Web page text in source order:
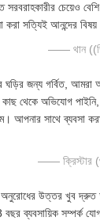
চেয়েও
করা সত্যিই আনন্দের
—— থান
ঘড়ির জন্য গর্বিত, আমরা
কাছ থেকে অভিযোগ
আপনার সাথে ব্যবসা
—— ক্রিস্টার
উত্তর খুব দ্রুত
8 বছর ব্যবসায়িক সম্পর্ক